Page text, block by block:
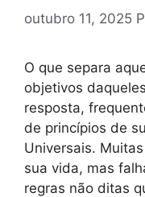
outubro 11, 2025
O que separa
objetivos
resposta,
de princípios de
Universais.
sua vida, mas
regras não ditas